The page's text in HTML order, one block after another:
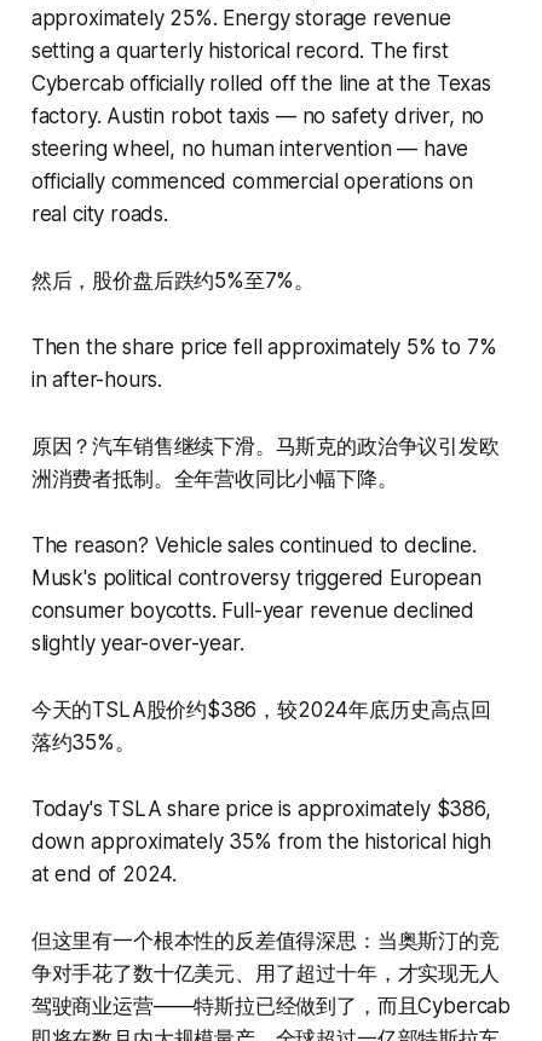
approximately 25%. Energy storage revenue
setting a quarterly historical record. The first
Cybercab officially rolled off the line at the Texas
factory. Austin robot taxis — no safety driver, no
steering wheel, no human intervention — have
officially commenced commercial operations on
real city roads.
然后，股价盘后跌约5%至7%。
Then the share price fell approximately 5% to 7%
in after-hours.
原因？汽车销售继续下滑。马斯克的政治争议引发欧
洲消费者抵制。全年营收同比小幅下降。
The reason? Vehicle sales continued to decline.
Musk's political controversy triggered European
consumer boycotts. Full-year revenue declined
slightly year-over-year.
今天的TSLA股价约$386，较2024年底历史高点回
落约35%。
Today's TSLA share price is approximately $386,
down approximately 35% from the historical high
at end of 2024.
但这里有一个根本性的反差值得深思：当奥斯汀的竞
争对手花了数十亿美元、用了超过十年，才实现无人
驾驶商业运营——特斯拉已经做到了，而且Cybercab